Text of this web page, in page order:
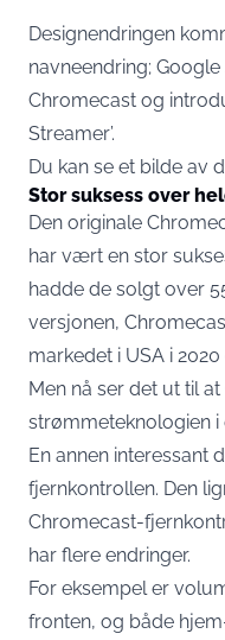
Designendringen
navneendring;
Chromecast og
Streamer’.
Du kan se et bilde av
Stor suksess over
Den originale
har vært en stor
hadde de solgt over
versjonen,
markedet i USA i
Men nå ser det ut til
strømmeteknologien i
En annen interessant
fjernkontrollen. Den
Chromecast-
har flere endringer.
For eksempel er
fronten, og både